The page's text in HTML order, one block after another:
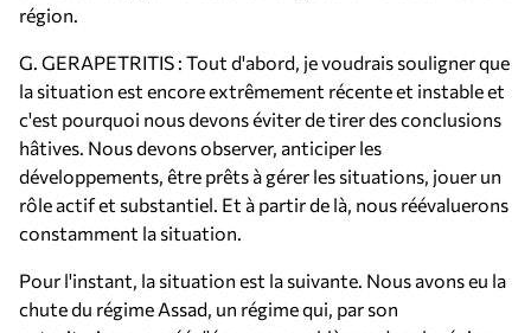
région.
G. GERAPETRITIS : Tout d'abord, je voudrais souligner que
la situation est encore extrêmement récente et instable et
c'est pourquoi nous devons éviter de tirer des conclusions
hâtives. Nous devons observer, anticiper les
développements, être prêts à gérer les situations, jouer un
rôle actif et substantiel. Et à partir de là, nous réévaluerons
constamment la situation.
Pour l'instant, la situation est la suivante. Nous avons eu la
chute du régime Assad, un régime qui, par son